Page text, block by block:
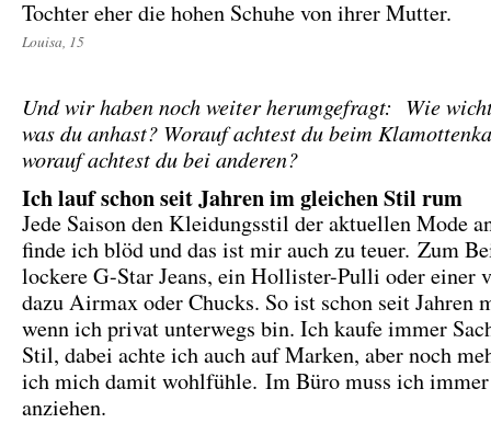
Tochter eher die hohen Schuhe von ihrer Mutter.
Louisa, 15
Und wir haben noch weiter herumgefragt: Wie
was du anhast? Worauf achtest du beim
worauf achtest du bei anderen?
Ich lauf schon seit Jahren im gleichen Stil rum
Jede Saison den Kleidungsstil der aktuellen Mode
finde ich blöd und das ist mir auch zu teuer. Zum
lockere G-Star Jeans, ein Hollister-Pulli oder einer
dazu Airmax oder Chucks. So ist schon seit Jahren
wenn ich privat unterwegs bin. Ich kaufe immer
Stil, dabei achte ich auch auf Marken, aber noch
ich mich damit wohlfühle. Im Büro muss ich
anziehen.